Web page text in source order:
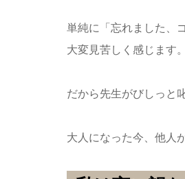
単純に「忘れました、
大変見苦しく感じます。
だから先生がびしっと
大人になった今、他人